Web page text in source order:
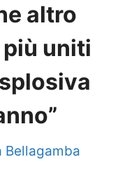
altro
uniti
Bellagamba